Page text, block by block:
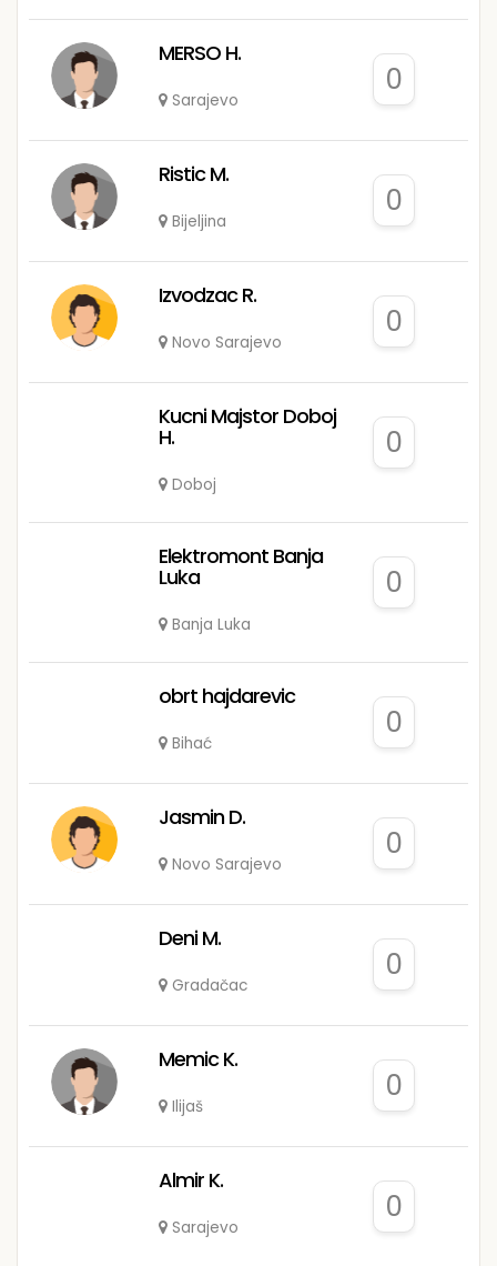
MERSO H.
Sarajevo
0
Ristic M.
Bijeljina
0
Izvodzac R.
Novo Sarajevo
0
Kucni Majstor Doboj
H.
Doboj
0
Elektromont Banja
Luka
Banja Luka
0
obrt hajdarevic
Bihać
0
Jasmin D.
Novo Sarajevo
0
Deni M.
Gradačac
0
Memic K.
Ilijaš
0
Almir K.
Sarajevo
0